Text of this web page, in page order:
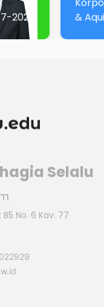
2022
&
Selalu
No. 6 Kav. 77